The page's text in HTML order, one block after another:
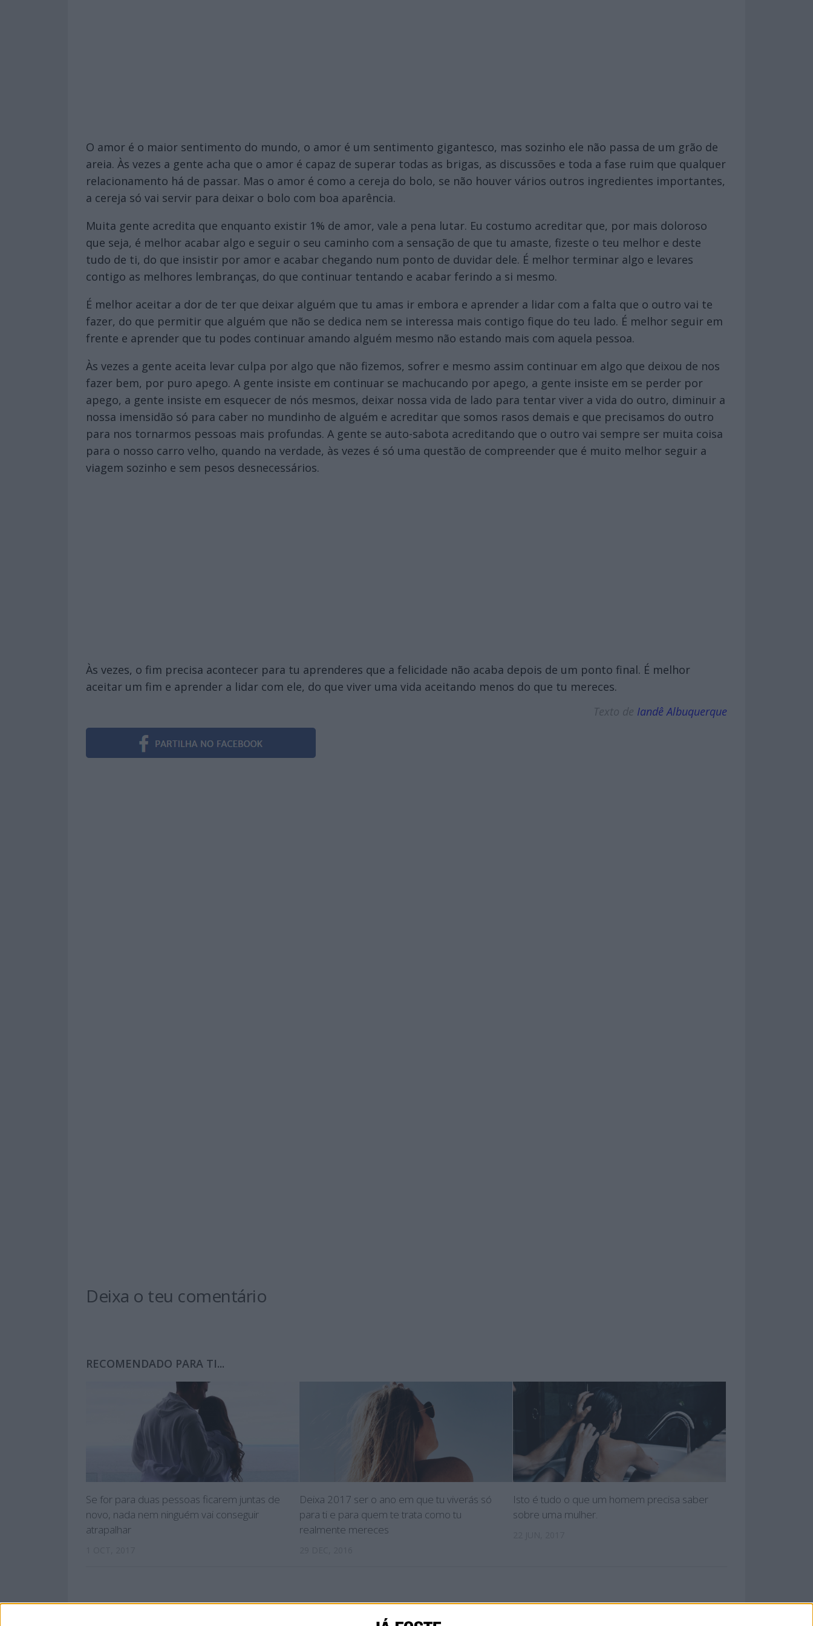
O amor é o maior sentimento do mundo, o amor é um sentimento gigantesco, mas sozinho ele não passa de um grão de
areia. Às vezes a gente acha que o amor é capaz de superar todas as brigas, as discussões e toda a fase ruim que qualquer
relacionamento há de passar. Mas o amor é como a cereja do bolo, se não houver vários outros ingredientes importantes,
a cereja só vai servir para deixar o bolo com boa aparência.
Muita gente acredita que enquanto existir 1% de amor, vale a pena lutar. Eu costumo acreditar que, por mais doloroso
que seja, é melhor acabar algo e seguir o seu caminho com a sensação de que tu amaste, fizeste o teu melhor e deste
tudo de ti, do que insistir por amor e acabar chegando num ponto de duvidar dele. É melhor terminar algo e levares
contigo as melhores lembranças, do que continuar tentando e acabar ferindo a si mesmo.
É melhor aceitar a dor de ter que deixar alguém que tu amas ir embora e aprender a lidar com a falta que o outro vai te
fazer, do que permitir que alguém que não se dedica nem se interessa mais contigo fique do teu lado. É melhor seguir em
frente e aprender que tu podes continuar amando alguém mesmo não estando mais com aquela pessoa.
Às vezes a gente aceita levar culpa por algo que não fizemos, sofrer e mesmo assim continuar em algo que deixou de nos
fazer bem, por puro apego. A gente insiste em continuar se machucando por apego, a gente insiste em se perder por
apego, a gente insiste em esquecer de nós mesmos, deixar nossa vida de lado para tentar viver a vida do outro, diminuir a
nossa imensidão só para caber no mundinho de alguém e acreditar que somos rasos demais e que precisamos do outro
para nos tornarmos pessoas mais profundas. A gente se auto-sabota acreditando que o outro vai sempre ser muita coisa
para o nosso carro velho, quando na verdade, às vezes é só uma questão de compreender que é muito melhor seguir a
viagem sozinho e sem pesos desnecessários.
Às vezes, o fim precisa acontecer para tu aprenderes que a felicidade não acaba depois de um ponto final. É melhor
aceitar um fim e aprender a lidar com ele, do que viver uma vida aceitando menos do que tu mereces.
Texto de Iandê Albuquerque
Deixa o teu comentário
RECOMENDADO PARA TI...
Se for para duas pessoas ficarem juntas de
novo, nada nem ninguém vai conseguir
atrapalhar
Deixa 2017 ser o ano em que tu viverás só
para ti e para quem te trata como tu
realmente mereces
Isto é tudo o que um homem precisa saber
sobre uma mulher.